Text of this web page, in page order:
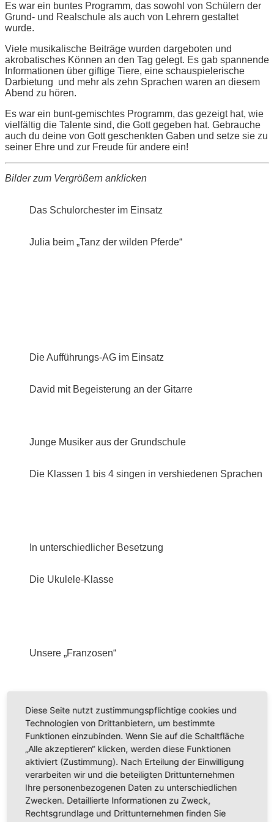
Es war ein buntes Programm, das sowohl von Schülern der
Grund- und Realschule als auch von Lehrern gestaltet
wurde.
Viele musikalische Beiträge wurden dargeboten und
akrobatisches Können an den Tag gelegt. Es gab spannende
Informationen über giftige Tiere, eine schauspielerische
Darbietung und mehr als zehn Sprachen waren an diesem
Abend zu hören.
Es war ein bunt-gemischtes Programm, das gezeigt hat, wie
vielfältig die Talente sind, die Gott gegeben hat. Gebrauche
auch du deine von Gott geschenkten Gaben und setze sie zu
seiner Ehre und zur Freude für andere ein!
Bilder zum Vergrößern anklicken
Das Schulorchester im Einsatz
Julia beim „Tanz der wilden Pferde“
Die Aufführungs-AG im Einsatz
David mit Begeisterung an der Gitarre
Junge Musiker aus der Grundschule
Die Klassen 1 bis 4 singen in vershiedenen Sprachen
In unterschiedlicher Besetzung
Die Ukulele-Klasse
Unsere „Franzosen“
Streicher aus dem Orchester
Tolik mit einer spannenden Tierpräsentation
Die Flötistinnen
David mit dem „Grashüpfer“
Diese Seite nutzt zustimmungspflichtige cookies und
Technologien von Drittanbietern, um bestimmte
Funktionen einzubinden. Wenn Sie auf die Schaltfläche
„Alle akzeptieren“ klicken, werden diese Funktionen
aktiviert (Zustimmung). Nach Erteilung der Einwilligung
verarbeiten wir und die beteiligten Drittunternehmen
Ihre personenbezogenen Daten zu unterschiedlichen
Zwecken. Detaillierte Informationen zu Zweck,
Rechtsgrundlage und Drittunternehmen finden Sie